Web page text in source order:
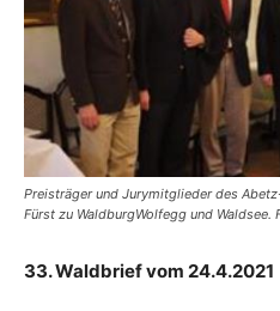
Preisträger und Jurymitglieder des
Fürst zu WaldburgWolfegg und Waldsee.
33. Waldbrief vom 24.4.2021